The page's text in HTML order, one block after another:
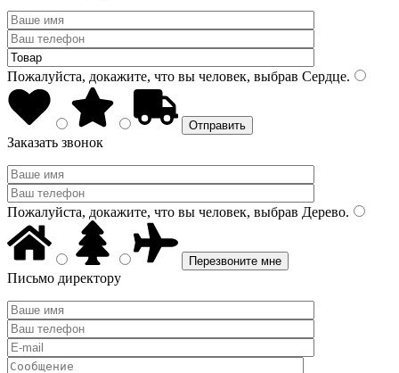
Пожалуйста, докажите, что вы человек, выбрав Сердце.
Заказать звонок
Пожалуйста, докажите, что вы человек, выбрав Дерево.
Письмо директору